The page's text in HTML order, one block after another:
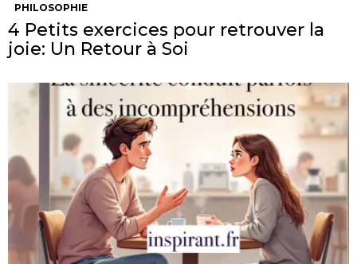
PHILOSOPHIE
4 Petits exercices pour retrouver la
joie: Un Retour à Soi